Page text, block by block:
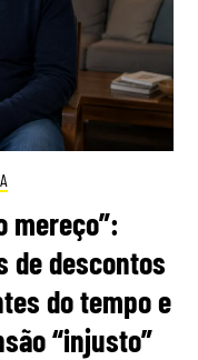
mereço”:
de descontos
do tempo e
“injusto”